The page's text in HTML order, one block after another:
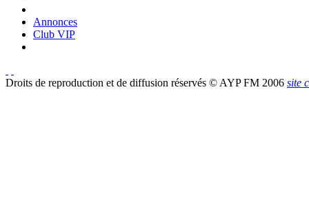
Annonces
Club VIP
Droits de reproduction et de diffusion réservés © AYP FM 2006 site